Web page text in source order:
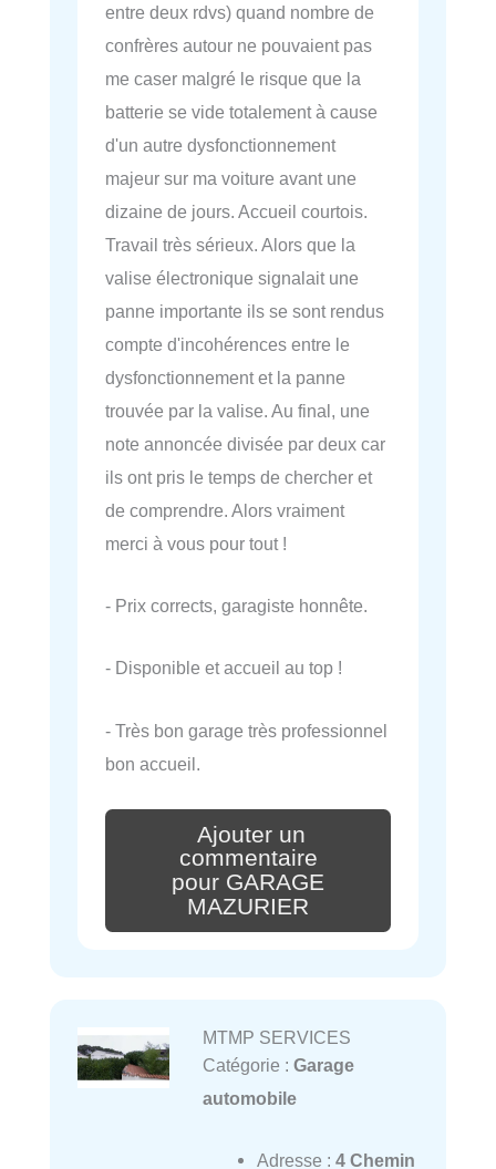
entre deux rdvs) quand nombre de
confrères autour ne pouvaient pas
me caser malgré le risque que la
batterie se vide totalement à cause
d'un autre dysfonctionnement
majeur sur ma voiture avant une
dizaine de jours. Accueil courtois.
Travail très sérieux. Alors que la
valise électronique signalait une
panne importante ils se sont rendus
compte d'incohérences entre le
dysfonctionnement et la panne
trouvée par la valise. Au final, une
note annoncée divisée par deux car
ils ont pris le temps de chercher et
de comprendre. Alors vraiment
merci à vous pour tout !
- Prix corrects, garagiste honnête.
- Disponible et accueil au top !
- Très bon garage très professionnel
bon accueil.
Ajouter un
commentaire
pour GARAGE
MAZURIER
MTMP SERVICES
Catégorie : Garage
automobile
Adresse : 4 Chemin